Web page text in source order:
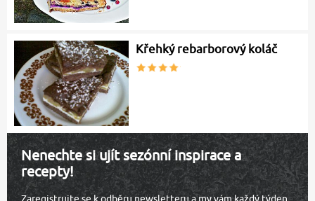
Křehký rebarborový koláč
Nenechte si ujít sezónní inspirace a
recepty!